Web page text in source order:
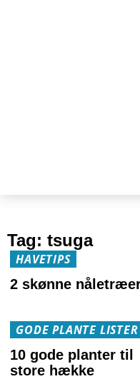
Tag: tsuga
HAVETIPS
2 skønne
GODE PLANTE LISTER
10 gode planter til
store hække